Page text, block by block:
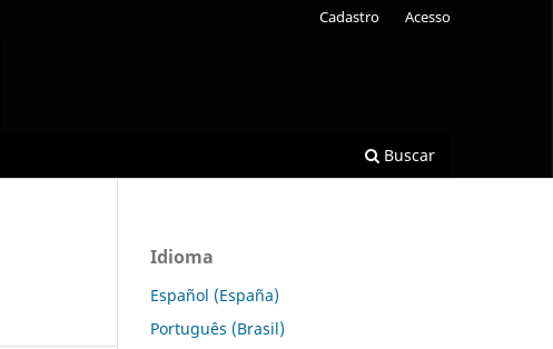
Buscar
Cadastro Acesso
Idioma
Español (España)
Português (Brasil)